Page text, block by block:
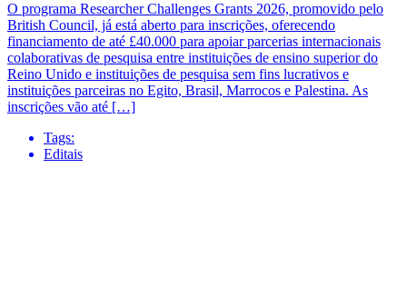
O programa Researcher Challenges Grants 2026, promovido pelo
British Council, já está aberto para inscrições, oferecendo
financiamento de até £40.000 para apoiar parcerias internacionais
colaborativas de pesquisa entre instituições de ensino superior do
Reino Unido e instituições de pesquisa sem fins lucrativos e
instituições parceiras no Egito, Brasil, Marrocos e Palestina. As
inscrições vão até […]
Tags:
Editais